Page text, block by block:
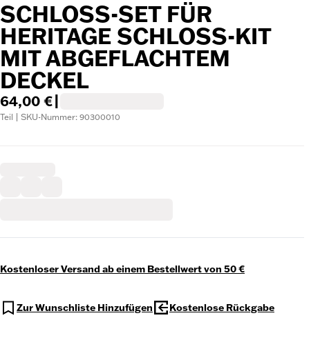
SCHLOSS-SET FÜR
HERITAGE SCHLOSS-KIT
MIT ABGEFLACHTEM
DECKEL
64,00 €
Teil | SKU-Nummer: 90300010
Kostenloser Versand ab einem Bestellwert von 50 €
Zur Wunschliste Hinzufügen Kostenlose Rückgabe